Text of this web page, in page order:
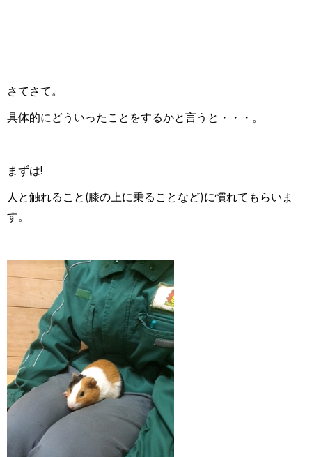
さてさて。
具体的にどういったことをするかと言うと・・・。
まずは!
人と触れること(膝の上に乗ることなど)に慣れてもらいま
す。